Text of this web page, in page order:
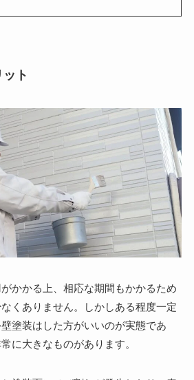
ト
かかる上、相応な期間もかかるため
くありません。しかしある程度一定
塗装はした方がいいのが実態であ
に大きなものがあります。